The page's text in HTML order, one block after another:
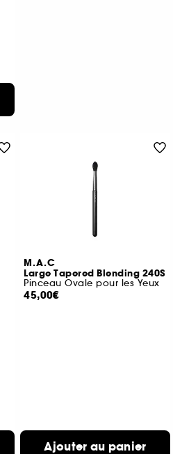
M.A.C
Large Tapered Blending 240S
Pinceau Ovale pour les Yeux
45,00€
Ajouter au panier